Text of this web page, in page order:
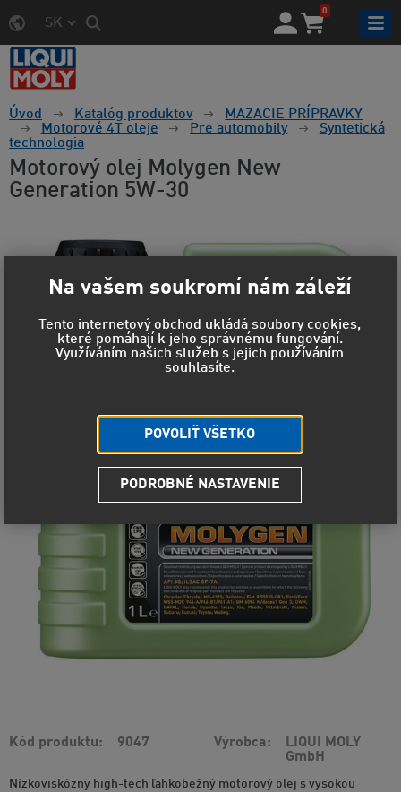
SK
0
Úvod Katalóg produktov
MAZACIE PRÍPRAVKY
Motorové 4T oleje
Pre automobily
Syntetická
technologia
Motorový olej Molygen New
Generation 5W-30
Kód produktu 9047 Výrobca
LIQUI MOLY
GmbH
Nízkoviskózny high-tech ľahkobežný motorový olej s vysokou
Na vašem soukromí nám záleží
Tento internetový obchod ukládá soubory cookies,
které pomáhají k jeho správnému fungování.
Využíváním našich služeb s jejich používáním
souhlasíte.
POVOLIŤ VŠETKO
PODROBNÉ NASTAVENIE